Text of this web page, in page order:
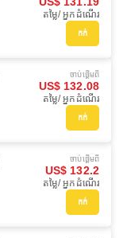
តម្លៃ/ អ្នកដំណើរ
កក់
ចាប់ផ្ដើមពី
US$ 132.08
តម្លៃ/ អ្នកដំណើរ
កក់
ចាប់ផ្ដើមពី
US$ 132.2
តម្លៃ/ អ្នកដំណើរ
កក់